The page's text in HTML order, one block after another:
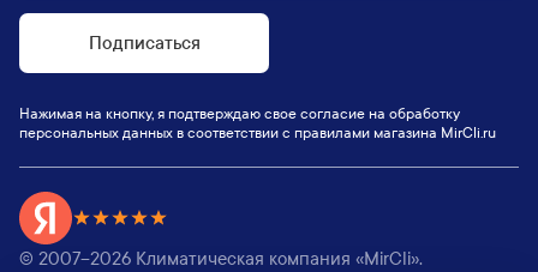
Подписаться
Нажимая на кнопку, я подтверждаю свое согласие на обработку
персональных данных в соответствии с правилами магазина MirCli.ru
© 2007–2026 Климатическая компания «MirCli».